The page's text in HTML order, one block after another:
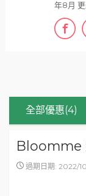
全部優惠(4)
Bloomme
過期日期: 2022/
年8月